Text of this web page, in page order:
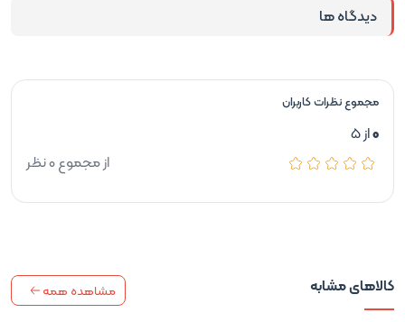
کالاهای مشابه مشاهده همه
دیدگاه ها
مجموع نظرات کاربران
0از 5
از مجموع 0 نظر